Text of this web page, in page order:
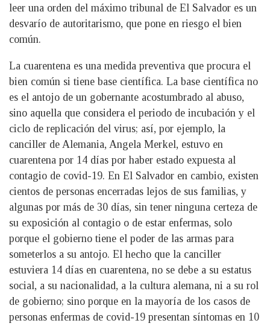
leer una orden del máximo tribunal de El Salvador es un
desvarío de autoritarismo, que pone en riesgo el bien
común.
La cuarentena es una medida preventiva que procura el
bien común si tiene base científica. La base científica no
es el antojo de un gobernante acostumbrado al abuso,
sino aquella que considera el periodo de incubación y el
ciclo de replicación del virus; así, por ejemplo, la
canciller de Alemania, Angela Merkel, estuvo en
cuarentena por 14 días por haber estado expuesta al
contagio de covid-19. En El Salvador en cambio, existen
cientos de personas encerradas lejos de sus familias, y
algunas por más de 30 días, sin tener ninguna certeza de
su exposición al contagio o de estar enfermas, solo
porque el gobierno tiene el poder de las armas para
someterlos a su antojo. El hecho que la canciller
estuviera 14 días en cuarentena, no se debe a su estatus
social, a su nacionalidad, a la cultura alemana, ni a su rol
de gobierno; sino porque en la mayoría de los casos de
personas enfermas de covid-19 presentan síntomas en 10